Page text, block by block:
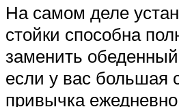
На самом деле
стойки способна
заменить
если у вас большая
привычка